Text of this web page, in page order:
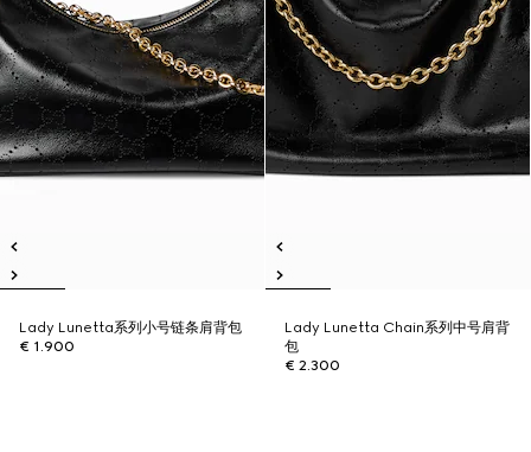
Lady Lunetta系列小号链条肩背包
€ 1.900
Lady Lunetta Chain系列中号肩背
包
€ 2.300